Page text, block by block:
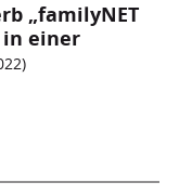
„familyNET
einer